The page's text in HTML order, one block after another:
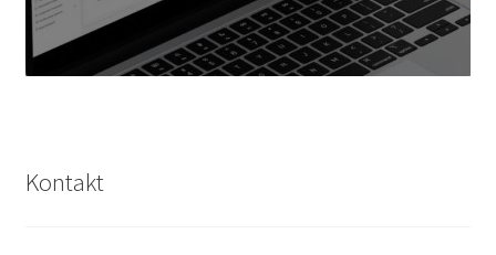
Kontakt